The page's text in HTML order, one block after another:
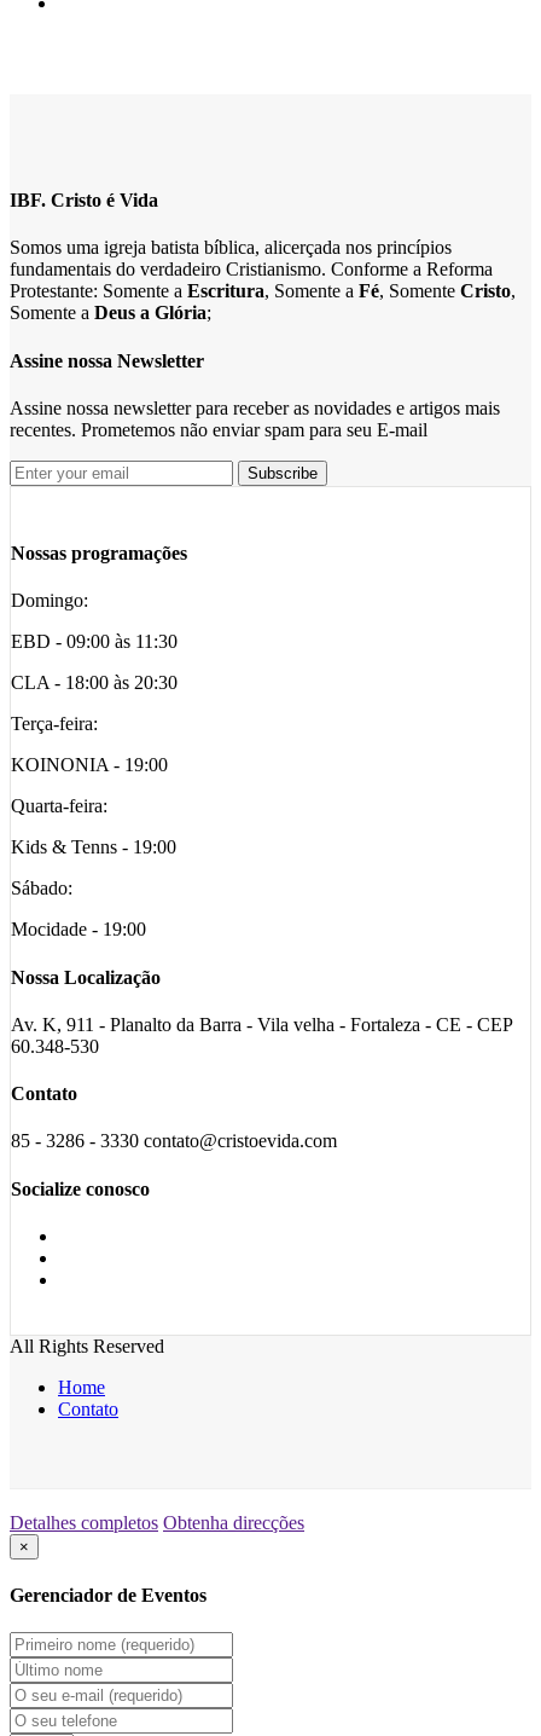
IBF. Cristo é Vida
Somos uma igreja batista bíblica, alicerçada nos princípios
fundamentais do verdadeiro Cristianismo. Conforme a Reforma
Protestante: Somente a Escritura, Somente a Fé, Somente Cristo,
Somente a Deus a Glória;
Assine nossa Newsletter
Assine nossa newsletter para receber as novidades e artigos mais
recentes. Prometemos não enviar spam para seu E-mail
Nossas programações
Domingo:
EBD - 09:00 às 11:30
CLA - 18:00 às 20:30
Terça-feira:
KOINONIA - 19:00
Quarta-feira:
Kids & Tenns - 19:00
Sábado:
Mocidade - 19:00
Nossa Localização
Av. K, 911 - Planalto da Barra - Vila velha - Fortaleza - CE - CEP
60.348-530
Contato
85 - 3286 - 3330 contato@cristoevida.com
Socialize conosco
All Rights Reserved
Home
Contato
Detalhes completos Obtenha direcções
×
Gerenciador de Eventos